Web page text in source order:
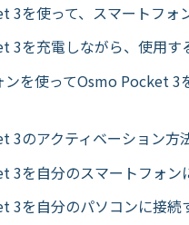
3を使って、スマートフォ
3を充電しながら、使用す
ンを使ってOsmo Pocket
3のアクティベーション方
3を自分のスマートフォン
3を自分のパソコンに接続